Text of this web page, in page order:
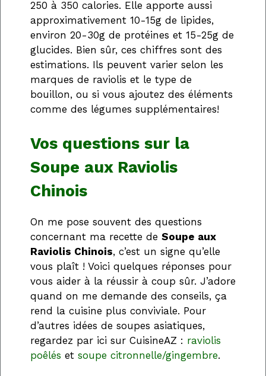
250 à 350 calories. Elle apporte aussi
approximativement 10-15g de lipides,
environ 20-30g de protéines et 15-25g de
glucides. Bien sûr, ces chiffres sont des
estimations. Ils peuvent varier selon les
marques de raviolis et le type de
bouillon, ou si vous ajoutez des éléments
comme des légumes supplémentaires!
Vos questions sur la
Soupe aux Raviolis
Chinois
On me pose souvent des questions
concernant ma recette de Soupe aux
Raviolis Chinois, c’est un signe qu’elle
vous plaît ! Voici quelques réponses pour
vous aider à la réussir à coup sûr. J’adore
quand on me demande des conseils, ça
rend la cuisine plus conviviale. Pour
d’autres idées de soupes asiatiques,
regardez par ici sur CuisineAZ : raviolis
poêlés et soupe citronnelle/gingembre.